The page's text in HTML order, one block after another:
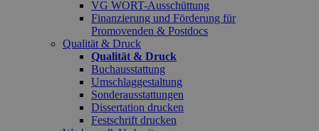
VG WORT-Ausschüttung
Finanzierung und Förderung für
Promovenden & Postdocs
Qualität & Druck
Qualität & Druck
Buchausstattung
Umschlaggestaltung
Sonderausstattungen
Dissertation drucken
Festschrift drucken